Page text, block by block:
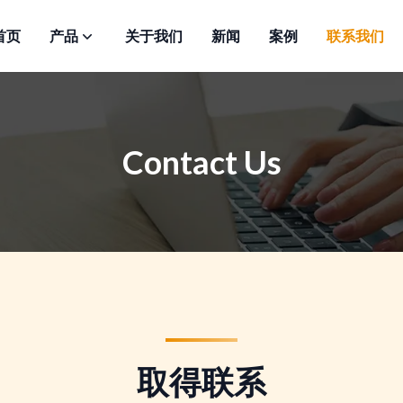
页 产品 关于我们 新闻 案例 联系我们
Contact Us
取得联系